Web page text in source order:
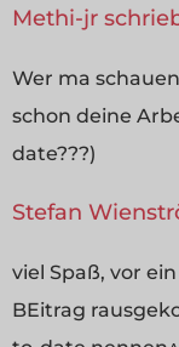
Methi-jr
Wer ma
schon deine
date???)
Stefan
viel Spaß, vor
BEitrag